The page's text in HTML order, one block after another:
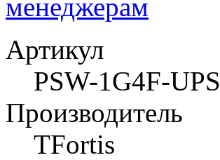
менеджерам
Артикул
PSW-1G4F-UPS
Производитель
TFortis